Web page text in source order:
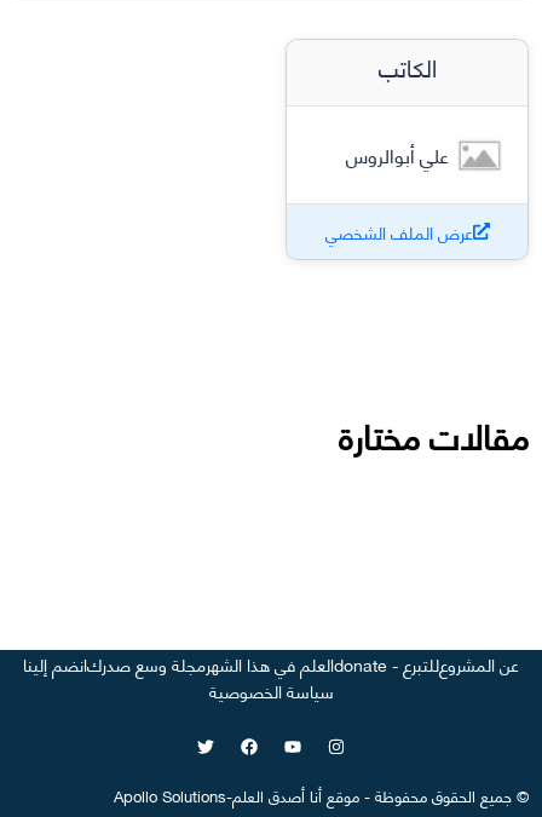
الكاتب
علي أبوالروس
عرض الملف الشخصي
مقالات مختارة
عن المشروعللتبرع - donate العلم في هذا الشهرمجلة وسع صدركانضم إلينا
سياسة الخصوصية
©جميع الحقوق محفوظة-موقعأنا أصدق العلم-
Apollo Solutions